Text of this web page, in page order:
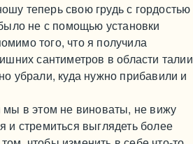
теперь свою грудь с гордостью
не с помощью установки
того, что я получила
сантиметров в области талии
убрали, куда нужно прибавили и
в этом не виноваты, не вижу
и стремиться выглядеть более